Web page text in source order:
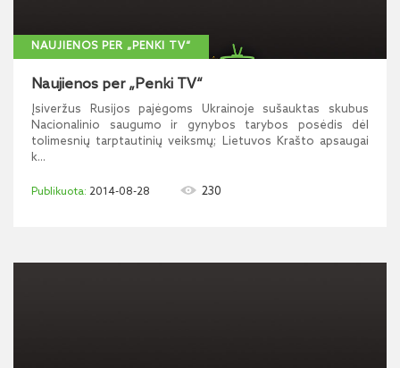
NAUJIENOS PER „PENKI TV“
Naujienos per „Penki TV“
Įsiveržus Rusijos pajėgoms Ukrainoje sušauktas skubus
Nacionalinio saugumo ir gynybos tarybos posėdis dėl
tolimesnių tarptautinių veiksmų; Lietuvos Krašto apsaugai
k...
2014-08-28 230